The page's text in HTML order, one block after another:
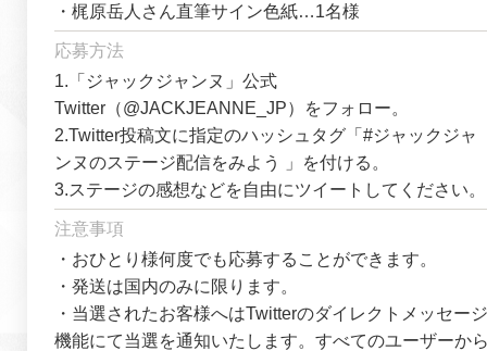
・梶原岳人さん直筆サイン色紙…1名様
応募方法
1.「ジャックジャンヌ」公式
Twitter（@JACKJEANNE_JP）をフォロー。
2.Twitter投稿文に指定のハッシュタグ「#ジャックジャ
ンヌのステージ配信をみよう 」を付ける。
3.ステージの感想などを自由にツイートしてください。
注意事項
・おひとり様何度でも応募することができます。
・発送は国内のみに限ります。
・当選されたお客様へはTwitterのダイレクトメッセージ
機能にて当選を通知いたします。すべてのユーザーか